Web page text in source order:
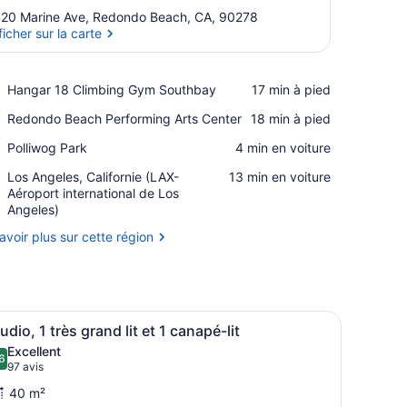
Marine Ave, Redondo Beach, CA, 90278
sur la carte
Hangar 18 Climbing Gym Southbay
Place,
18
Gym
Southbay
‪17 min à pied‬
Redondo Beach Performing Arts Center
Place,
Beach
Arts
Center
‪18 min à pied‬
Polliwog Park
Place,
Park
‪4 min en voiture‬
Los Angeles, Californie (LAX-
Aéroport international de Los
Angeles)
Airport,
Los
Angeles,
(LAX-
Angeles)
‪13 min en voiture‬
plus sur cette région
une tête de lit en bois, un téléviseur à écran plat et une grande
Une chambre d’hôtel équipée d’un lit,
5 1 très grand lit et 1 canapé-lit
sur 10
Excellent
97 avis
(97 avis)
40 m²